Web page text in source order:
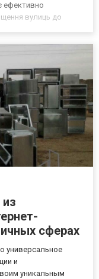
ефективно
вулиць до
сферах
универсальное
и
уникальным